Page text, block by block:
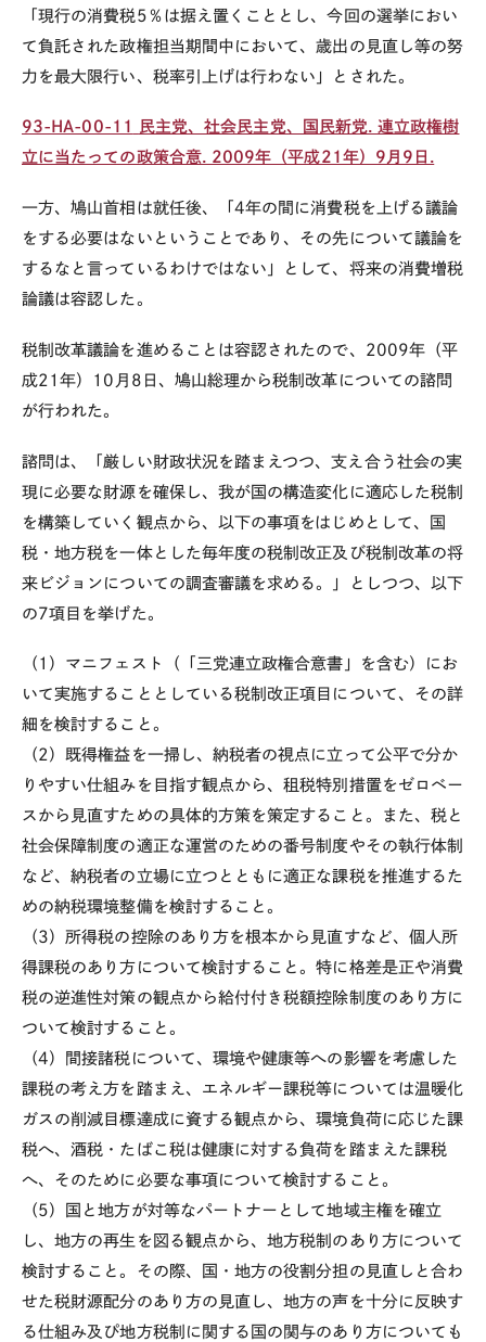
「現行の消費税5％は据え置くこととし、今回の選挙におい
て負託された政権担当期間中において、歳出の見直し等の努
力を最大限行い、税率引上げは行わない」とされた。
93-HA-00-11
民主党、社会民主党、国民新党. 連立政権樹
立に当たっての政策合意. 2009年（平成21年）9月9日.
一方、鳩山首相は就任後、「4年の間に消費税を上げる議論
をする必要はないということであり、その先について議論を
するなと言っているわけではない」として、将来の消費増税
論議は容認した。
税制改革議論を進めることは容認されたので、2009年（平
成21年）10月8日、鳩山総理から税制改革についての諮問
が行われた。
諮問は、「厳しい財政状況を踏まえつつ、支え合う社会の実
現に必要な財源を確保し、我が国の構造変化に適応した税制
を構築していく観点から、以下の事項をはじめとして、国
税・地方税を一体とした毎年度の税制改正及び税制改革の将
来ビジョンについての調査審議を求める。」としつつ、以下
の7項目を挙げた。
（ 1 ）マニフェスト（「三党連立政権合意書」を含む）にお
いて実施することとしている税制改正項目について、その詳
細を検討すること。
（ 2 ）既得権益を一掃し、納税者の視点に立って公平で分か
りやすい仕組みを目指す観点から、租税特別措置をゼロベー
スから見直すための具体的方策を策定すること。また、税と
社会保障制度の適正な運営のための番号制度やその執行体制
など、納税者の立場に立つとともに適正な課税を推進するた
めの納税環境整備を検討すること。
（ 3 ）所得税の控除のあり方を根本から見直すなど、個人所
得課税のあり方について検討すること。特に格差是正や消費
税の逆進性対策の観点から給付付き税額控除制度のあり方に
ついて検討すること。
（4 ）間接諸税について、環境や健康等への影響を考慮した
課税の考え方を踏まえ、エネルギー課税等については温暖化
ガスの削減目標達成に資する観点から、環境負荷に応じた課
税へ、酒税・たばこ税は健康に対する負荷を踏まえた課税
へ、そのために必要な事項について検討すること。
（ 5 ）国と地方が対等なパートナーとして地域主権を確立
し、地方の再生を図る観点から、地方税制のあり方について
検討すること。その際、国・地方の役割分担の見直しと合わ
せた税財源配分のあり方の見直し、地方の声を十分に反映す
る仕組み及ぴ地方税制に関する国の関与のあり方についても